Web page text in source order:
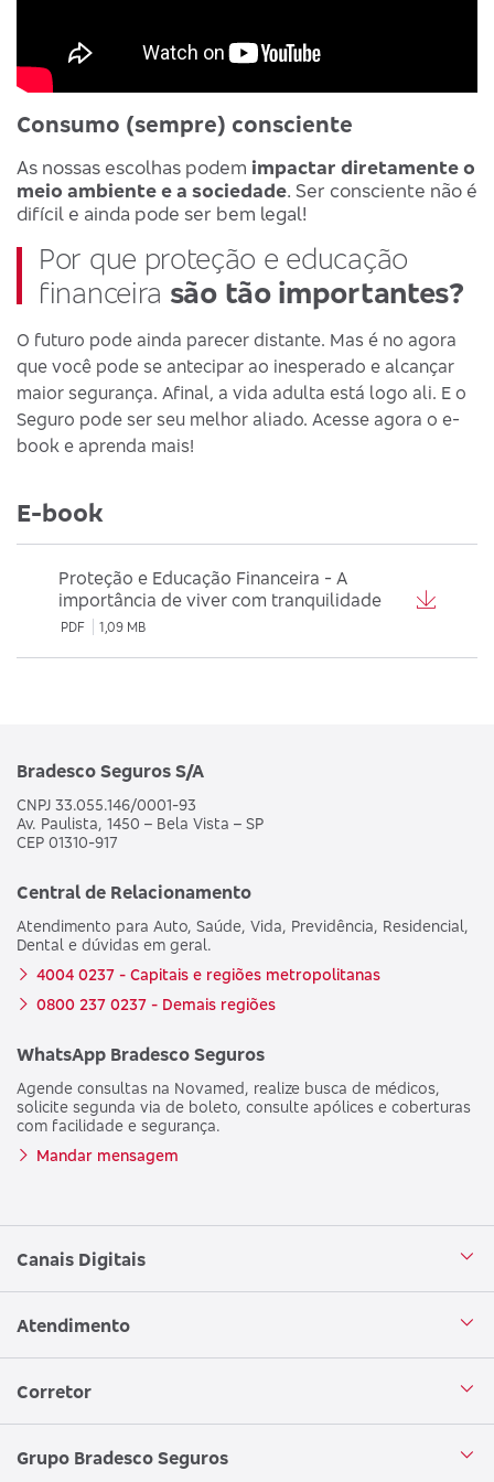
Consumo (sempre) consciente
As nossas escolhas podem impactar diretamente o
meio ambiente e a sociedade. Ser consciente não é
difícil e ainda pode ser bem legal!
Por que proteção e educação
financeira são tão importantes?
O futuro pode ainda parecer distante. Mas é no agora
que você pode se antecipar ao inesperado e alcançar
maior segurança. Afinal, a vida adulta está logo ali. E o
Seguro pode ser seu melhor aliado. Acesse agora o e-
book e aprenda mais!
E-book
Proteção e Educação Financeira - A
importância de viver com tranquilidade
PDF 1,09 MB
Bradesco Seguros S/A
CNPJ 33.055.146/0001-93
Av. Paulista, 1450 – Bela Vista – SP
CEP 01310-917
Central de Relacionamento
Atendimento para Auto, Saúde, Vida, Previdência, Residencial,
Dental e dúvidas em geral.
4004 0237 - Capitais e regiões metropolitanas
0800 237 0237 - Demais regiões
WhatsApp Bradesco Seguros
Agende consultas na Novamed, realize busca de médicos,
solicite segunda via de boleto, consulte apólices e coberturas
com facilidade e segurança.
Mandar mensagem
Canais Digitais
Aplicativo Bradesco Seguros
WhatsApp
Atendimento
Central de Atendimento
Corretor
Seja um corretor
Grupo Bradesco Seguros